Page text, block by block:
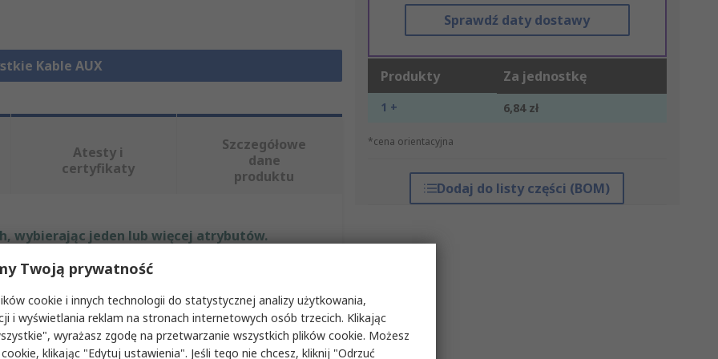
Kable AUX
Sprawdź daty dostawy
Produkty Za jednostkę
1 + 6,84 zł
*cena orientacyjna
Dodaj do listy części (BOM)
Atesty i
certyfikaty
Szczegółowe
dane
produktu
wybierając jeden lub więcej atrybutów.
Wartość
StarTech.com
Złącze stereo jack 3,5 mm
Twoją prywatność
cookie i innych technologii do statystycznej analizy użytkowania,
i wyświetlania reklam na stronach internetowych osób trzecich. Klikając
wyrażasz zgodę na przetwarzanie wszystkich plików cookie. Możesz
klikając "Edytuj ustawienia". Jeśli tego nie chcesz, kliknij "Odrzuć